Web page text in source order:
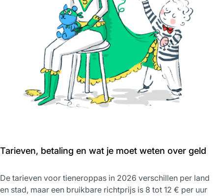
Tarieven, betaling en wat je moet weten over geld
De tarieven voor tieneroppas in 2026 verschillen per land
en stad, maar een bruikbare richtprijs is 8 tot 12 € per uur